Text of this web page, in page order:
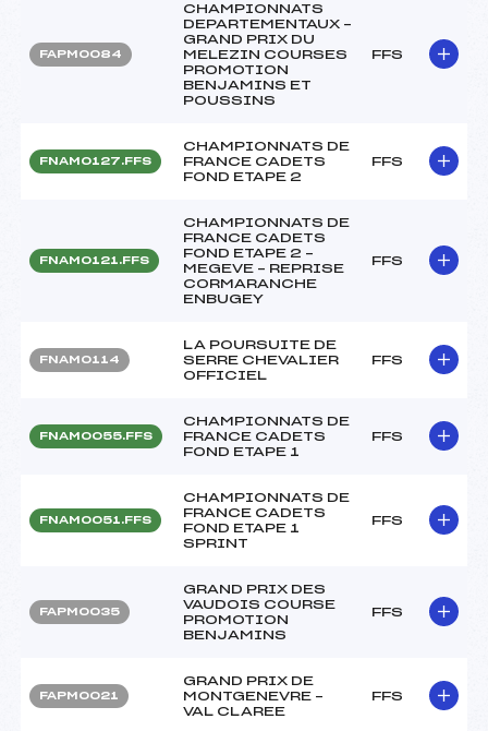
FAPM0084
CHAMPIONNATS
DEPARTEMENTAUX –
GRAND PRIX DU
MELEZIN COURSES
PROMOTION
BENJAMINS ET
POUSSINS
FFS
FNAM0127.FFS
CHAMPIONNATS DE
FRANCE CADETS
FOND ETAPE 2
FFS
FNAM0121.FFS
CHAMPIONNATS DE
FRANCE CADETS
FOND ETAPE 2 –
MEGEVE – REPRISE
CORMARANCHE
ENBUGEY
FFS
FNAM0114
LA POURSUITE DE
SERRE CHEVALIER
OFFICIEL
FFS
FNAM0055.FFS
CHAMPIONNATS DE
FRANCE CADETS
FOND ETAPE 1
FFS
FNAM0051.FFS
CHAMPIONNATS DE
FRANCE CADETS
FOND ETAPE 1
SPRINT
FFS
FAPM0035
GRAND PRIX DES
VAUDOIS COURSE
PROMOTION
BENJAMINS
FFS
FAPM0021
GRAND PRIX DE
MONTGENEVRE –
VAL CLAREE
FFS